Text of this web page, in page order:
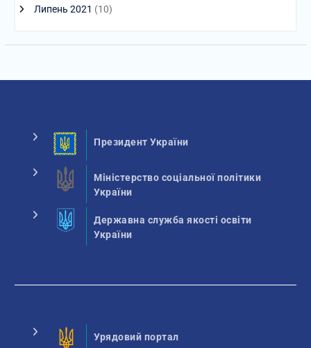
Липень 2021 (10)
Президент України
Міністерство соціальної політики
України
Державна служба якості освіти
України
Урядовий портал